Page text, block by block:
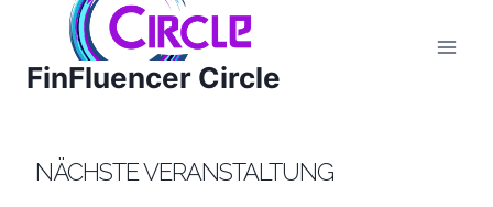
springen
FinFluencer Circle
NÄCHSTE VERANSTALTUNG